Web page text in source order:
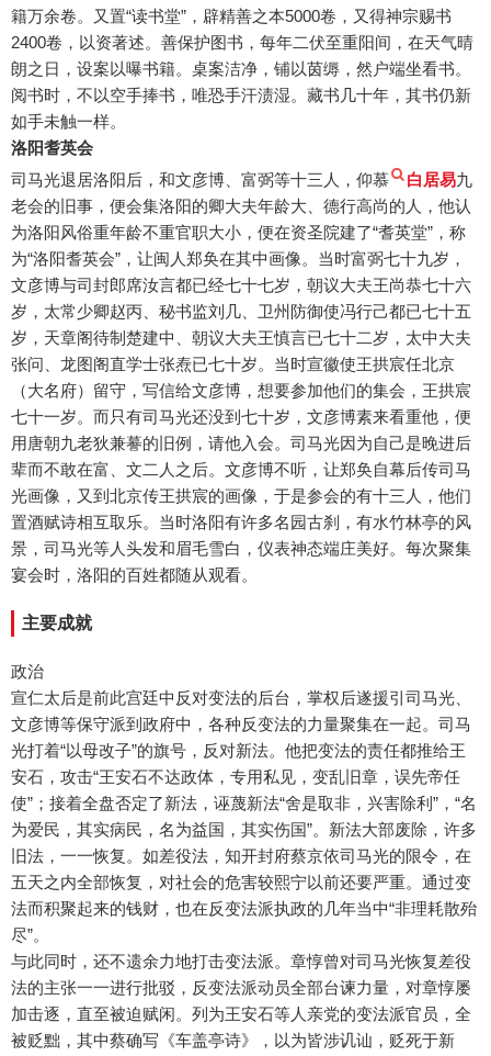
籍万余卷。又置“读书堂”，辟精善之本5000卷，又得神宗赐书
2400卷，以资著述。善保护图书，每年二伏至重阳间，在天气晴
朗之日，设案以曝书籍。桌案洁净，铺以茵缛，然户端坐看书。
阅书时，不以空手捧书，唯恐手汗渍湿。藏书几十年，其书仍新
如手未触一样。
洛阳耆英会
司马光退居洛阳后，和文彦博、富弼等十三人，仰慕
白居易九
老会的旧事，便会集洛阳的卿大夫年龄大、德行高尚的人，他认
为洛阳风俗重年龄不重官职大小，便在资圣院建了“耆英堂”，称
为“洛阳耆英会”，让闽人郑奂在其中画像。当时富弼七十九岁，
文彦博与司封郎席汝言都已经七十七岁，朝议大夫王尚恭七十六
岁，太常少卿赵丙、秘书监刘几、卫州防御使冯行己都已七十五
岁，天章阁待制楚建中、朝议大夫王慎言已七十二岁，太中大夫
张问、龙图阁直学士张焘已七十岁。当时宣徽使王拱宸任北京
（大名府）留守，写信给文彦博，想要参加他们的集会，王拱宸
七十一岁。而只有司马光还没到七十岁，文彦博素来看重他，便
用唐朝九老狄兼謩的旧例，请他入会。司马光因为自己是晚进后
辈而不敢在富、文二人之后。文彦博不听，让郑奂自幕后传司马
光画像，又到北京传王拱宸的画像，于是参会的有十三人，他们
置酒赋诗相互取乐。当时洛阳有许多名园古刹，有水竹林亭的风
景，司马光等人头发和眉毛雪白，仪表神态端庄美好。每次聚集
宴会时，洛阳的百姓都随从观看。
主要成就
政治
宣仁太后是前此宫廷中反对变法的后台，掌权后遂援引司马光、
文彦博等保守派到政府中，各种反变法的力量聚集在一起。司马
光打着“以母改子”的旗号，反对新法。他把变法的责任都推给王
安石，攻击“王安石不达政体，专用私见，变乱旧章，误先帝任
使”；接着全盘否定了新法，诬蔑新法“舍是取非，兴害除利”，“名
为爱民，其实病民，名为益国，其实伤国”。新法大部废除，许多
旧法，一一恢复。如差役法，知开封府蔡京依司马光的限令，在
五天之内全部恢复，对社会的危害较熙宁以前还要严重。通过变
法而积聚起来的钱财，也在反变法派执政的几年当中“非理耗散殆
尽”。
与此同时，还不遗余力地打击变法派。章惇曾对司马光恢复差役
法的主张一一进行批驳，反变法派动员全部台谏力量，对章惇屡
加击逐，直至被迫赋闲。列为王安石等人亲党的变法派官员，全
被贬黜，其中蔡确写《车盖亭诗》，以为皆涉讥讪，贬死于新